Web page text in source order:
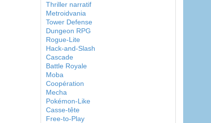
Thriller narratif
Metroidvania
Tower Defense
Dungeon RPG
Rogue-Lite
Hack-and-Slash
Cascade
Battle Royale
Moba
Coopération
Mecha
Pokémon-Like
Casse-tête
Free-to-Play